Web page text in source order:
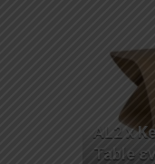
AL2 x
Table